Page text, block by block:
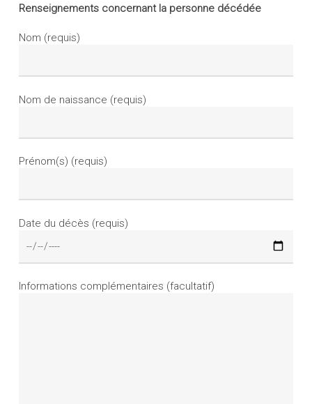
Renseignements concernant la personne décédée
Nom (requis)
Nom de naissance (requis)
Prénom(s) (requis)
Date du décès (requis)
Informations complémentaires (facultatif)